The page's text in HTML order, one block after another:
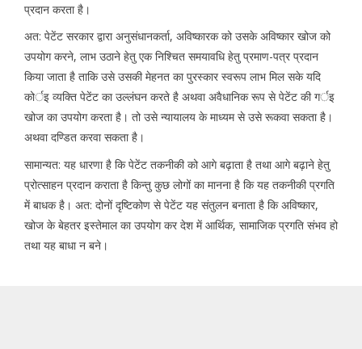
प्रदान करता है।
अत: पेटेंट सरकार द्वारा अनुसंधानकर्ता, अविष्कारक को उसके अविष्कार खोज को
उपयोग करने, लाभ उठाने हेतु एक निश्चित समयावधि हेतु प्रमाण-पत्र प्रदान
किया जाता है ताकि उसे उसकी मेहनत का पुरस्कार स्वरूप लाभ मिल सके यदि
कोर्इ व्यक्ति पेटेंट का उल्लंघन करते है अथवा अवैधानिक रूप से पेटेंट की गर्इ
खोज का उपयोग करता है। तो उसे न्यायालय के माध्यम से उसे रूकवा सकता है।
अथवा दण्डित करवा सकता है।
सामान्यत: यह धारणा है कि पेटेंट तकनीकी को आगे बढ़ाता है तथा आगे बढ़ाने हेतु
प्रोत्साहन प्रदान कराता है किन्तु कुछ लोगों का मानना है कि यह तकनीकी प्रगति
में बाधक है। अत: दोनों दृष्टिकोण से पेटेंट यह संतुलन बनाता है कि अविष्कार,
खोज के बेहतर इस्तेमाल का उपयोग कर देश में आर्थिक, सामाजिक प्रगति संभव हो
तथा यह बाधा न बने।